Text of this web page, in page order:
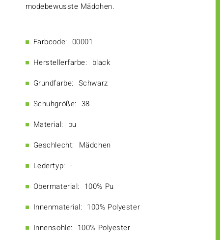
modebewusste Mädchen.
Farbcode: 00001
Herstellerfarbe: black
Grundfarbe: Schwarz
Schuhgröße: 38
Material: pu
Geschlecht: Mädchen
Ledertyp: -
Obermaterial: 100% Pu
Innenmaterial: 100% Polyester
Innensohle: 100% Polyester